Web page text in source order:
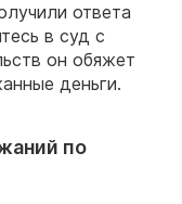
ответа
в суд с
он обяжет
деньги.
по